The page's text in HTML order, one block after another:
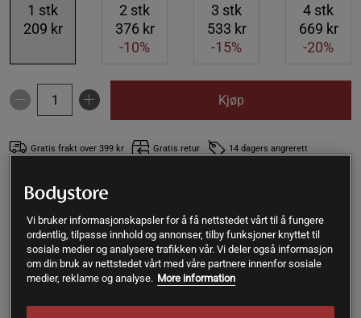
1 stk
209 kr
2 stk
376 kr
-10%
3 stk
533 kr
-15%
4 stk
669 kr
-20%
Kjøp
Gratis frakt over 399 kr Gratis retur 14 dagers angrerett
SKU #A13120-03| EAN
Vitamin D3 2000 IU Gummies, 60 stk er et kosttilskudd fra
Matters. Gummies med god appelsinsmak som inneholder
både vitamin D3 og sink.
Les mer
Vi bruker informasjonskapsler for å få nettstedet vårt til å fungere
ordentlig, tilpasse innhold og annonser, tilby funksjoner knyttet til
sosiale medier og analysere trafikken vår. Vi deler også informasjon
om din bruk av nettstedet vårt med våre partnere innenfor sosiale
medier, reklame og analyse. More information